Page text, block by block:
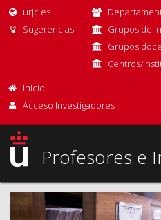
urjc.es
Sugerencias
Grupos de
Grupos
Centros/
Inicio
Acceso Investigadores
Profesores e